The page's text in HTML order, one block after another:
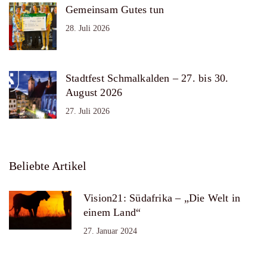
Gemeinsam Gutes tun
28. Juli 2026
Stadtfest Schmalkalden – 27. bis 30.
August 2026
27. Juli 2026
Beliebte Artikel
Vision21: Südafrika – „Die Welt in
einem Land“
27. Januar 2024